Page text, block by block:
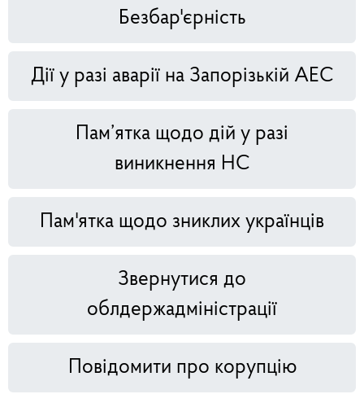
Безбар'єрність
Дії у разі аварії на Запорізькій АЕС
Пам’ятка щодо дій у разі
виникнення НС
Пам'ятка щодо зниклих українців
Звернутися до
облдержадміністрації
Повідомити про корупцію